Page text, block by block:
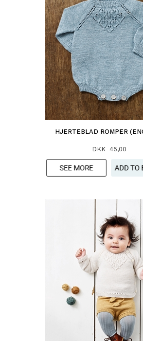
HJERTEBLAD ROMPER
DKK 45,00